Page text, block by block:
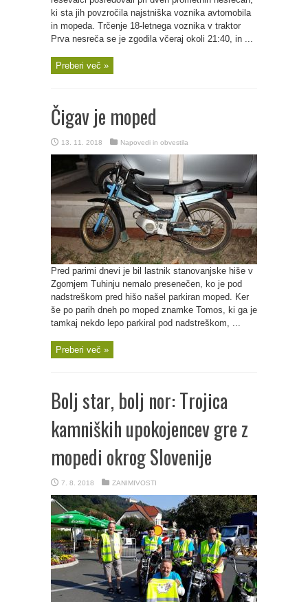
ki sta jih povzročila najstniška voznika avtomobila
in mopeda. Trčenje 18-letnega voznika v traktor
Prva nesreča se je zgodila včeraj okoli 21:40, in ...
Preberi več »
Čigav je moped
13. 11. 2018 Napovedi in obvestila
Pred parimi dnevi je bil lastnik stanovanjske hiše v
Zgornjem Tuhinju nemalo presenečen, ko je pod
nadstreškom pred hišo našel parkiran moped. Ker
še po parih dneh po moped znamke Tomos, ki ga je
tamkaj nekdo lepo parkiral pod nadstreškom, ...
Preberi več »
Bolj star, bolj nor: Trojica
kamniških upokojencev gre z
mopedi okrog Slovenije
7. 8. 2018 ZANIMIVOSTI